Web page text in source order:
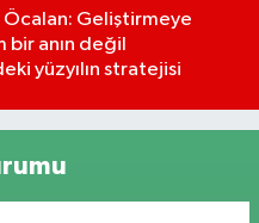
Geliştirmeye
bir anın değil
yüzyılın stratejisi